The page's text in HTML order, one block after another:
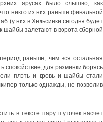
ярусах было слышно, как
никто из них раньше финальной
(у них в Хельсинки сегодня будет
шайбы залетают в ворота сборной
раньше, чем вся остальная
спокойствие, для разминки борясь
плоть и кровь и шайбы стали
только однажды, не позволив
в тексте пару шуточек насчет